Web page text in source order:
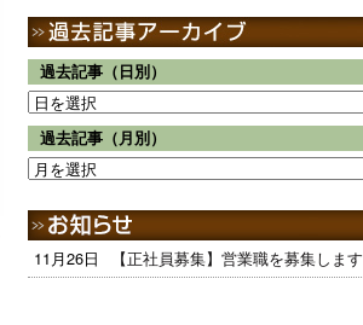
過去記事（日別）
過去記事（月別）
11月26日 【正社員募集】営業職を募集します